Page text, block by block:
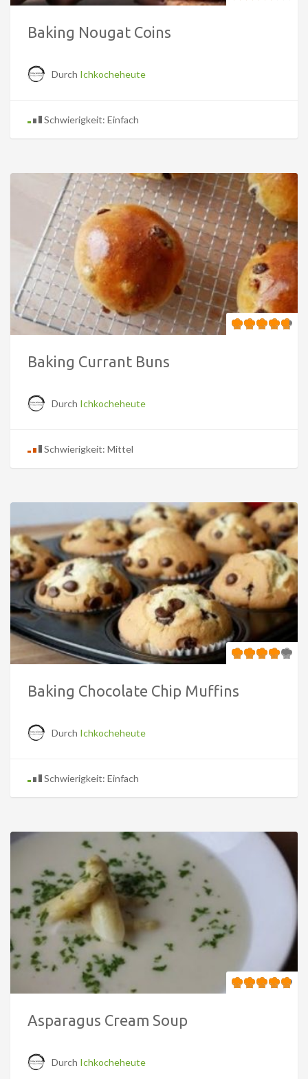
Baking Nougat Coins
Durch Ichkocheheute
Schwierigkeit: Einfach
Baking Currant Buns
Durch Ichkocheheute
Schwierigkeit: Mittel
Baking Chocolate Chip Muffins
Durch Ichkocheheute
Schwierigkeit: Einfach
Asparagus Cream Soup
Durch Ichkocheheute